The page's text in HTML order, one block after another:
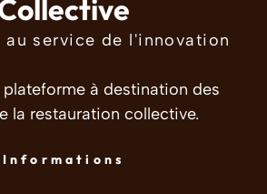
au service de l'innovation
plateforme à destination des
la restauration collective.
Informations